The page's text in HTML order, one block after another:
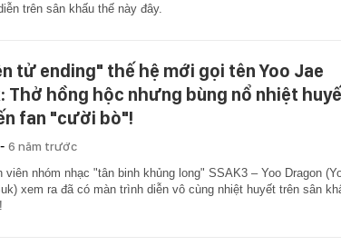
trên sân khấu thế này đây.
tử ending" thế hệ mới gọi tên Yoo Jae
Thở hồng hộc nhưng bùng nổ nhiệt
fan "cười bò"!
- 6 năm trước
viên nhóm nhạc "tân binh khủng long" SSAK3 – Yoo Dragon
xem ra đã có màn trình diễn vô cùng nhiệt huyết trên sân